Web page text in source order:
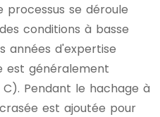
processus se déroule
conditions à basse
années d'expertise
est généralement
C). Pendant le hachage à
est ajoutée pour